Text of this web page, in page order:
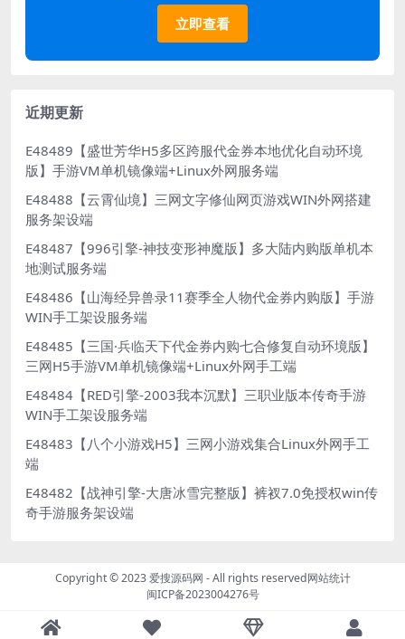
立即查看
近期更新
E48489【盛世芳华H5多区跨服代金券本地优化自动环境
版】手游VM单机镜像端+Linux外网服务端
E48488【云霄仙境】三网文字修仙网页游戏WIN外网搭建
服务架设端
E48487【996引擎-神技变形神魔版】多大陆内购版单机本
地测试服务端
E48486【山海经异兽录11赛季全人物代金券内购版】手游
WIN手工架设服务端
E48485【三国·兵临天下代金券内购七合修复自动环境版】
三网H5手游VM单机镜像端+Linux外网手工端
E48484【RED引擎-2003我本沉默】三职业版本传奇手游
WIN手工架设服务端
E48483【八个小游戏H5】三网小游戏集合Linux外网手工
端
E48482【战神引擎-大唐冰雪完整版】裤衩7.0免授权win传
奇手游服务架设端
Copyright © 2023爱搜源码网 - All rights reserved网站统计
闽ICP备2023004276号